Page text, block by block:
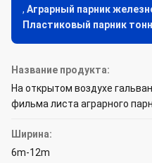
, Аграрный парник
Пластиковый парник
Название продукта:
На открытом воздухе
фильма листа аграрного
Ширина:
6m-12m